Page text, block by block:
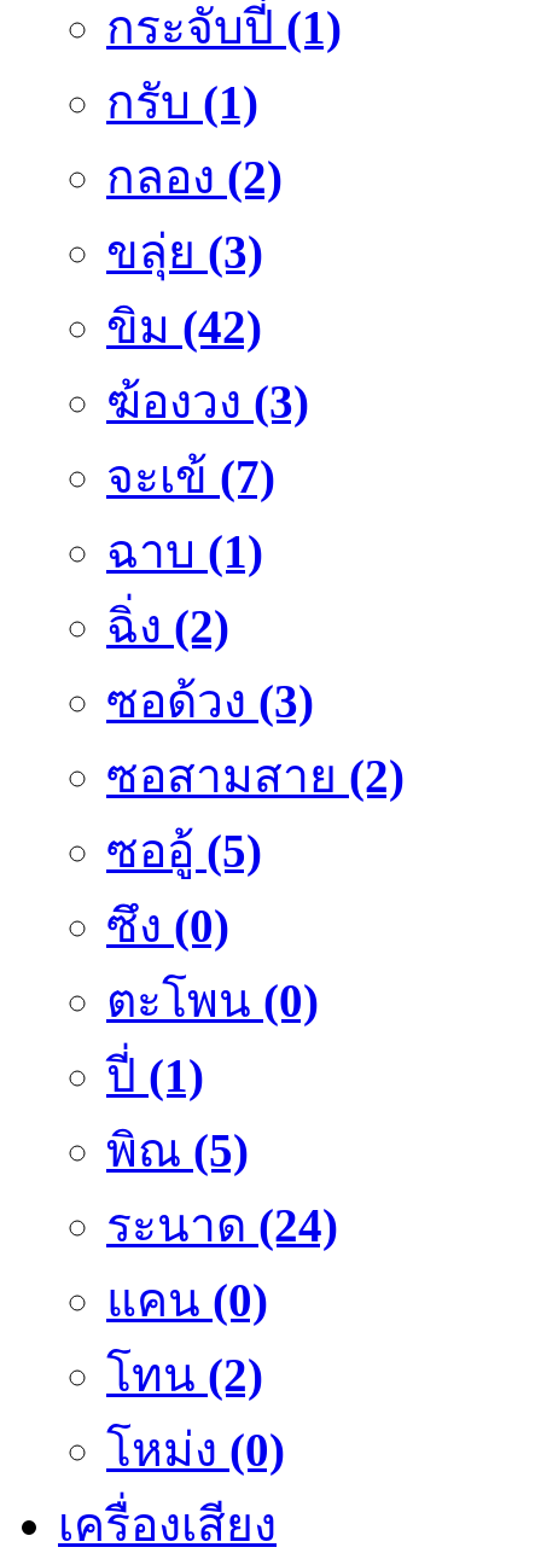
กระจับปี่ (1)
กรับ (1)
กลอง (2)
ขลุ่ย (3)
ขิม (42)
ฆ้องวง (3)
จะเข้ (7)
ฉาบ (1)
ฉิ่ง (2)
ซอด้วง (3)
ซอสามสาย (2)
ซออู้ (5)
ซึง (0)
ตะโพน (0)
ปี่ (1)
พิณ (5)
ระนาด (24)
แคน (0)
โทน (2)
โหม่ง (0)
เครื่องเสียง